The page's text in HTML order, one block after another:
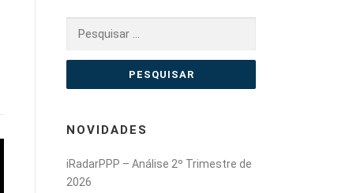
NOVIDADES
iRadarPPP – Análise 2º Trimestre de
2026